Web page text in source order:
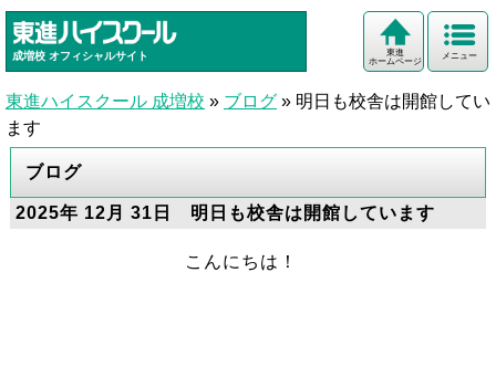
成増校 オフィシャルサイト メニュー
東進
ホームページ
東進ハイスクール 成増校 » ブログ » 明日も校舎は開館してい
ます
ブログ
2025年 12月 31日 明日も校舎は開館しています
こんにちは！